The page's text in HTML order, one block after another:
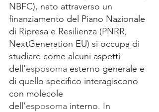
NBFC), nato attraverso un
finanziamento del Piano Nazionale
di Ripresa e Resilienza (PNRR,
NextGeneration EU) si occupa di
studiare come alcuni aspetti
dell’esposoma esterno generale e
di quello specifico interagiscono
con molecole
dell’esposoma interno. In